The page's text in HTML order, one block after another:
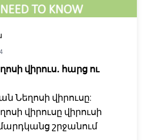
վիրուս․ հարց ու
Նեղոսի վիրուսը:
վիրուսը վիրուսի
շրջանում